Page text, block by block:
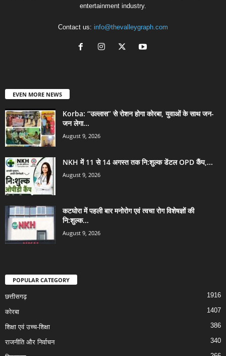
entertainment industry.
Contact us: info@thevalleygraph.com
EVEN MORE NEWS
Korba: “उल्लास” से रोशन होगा कोरबा, युवाओं के साथ जन-
जन लेगा...
August 9, 2026
NKH में 11 से 14 अगस्त तक नि:शुल्क डेंटल OPD कैंप,...
August 9, 2026
कटघोरा में पहली बार मनोरोग एवं त्वचा रोग विशेषज्ञों की
नि:शुल्क...
August 9, 2026
POPULAR CATEGORY
छत्तीसगढ़ 1916
कोरबा 1407
शिक्षा एवं उच्च-शिक्षा 386
राजनीति और निर्वाचन 340